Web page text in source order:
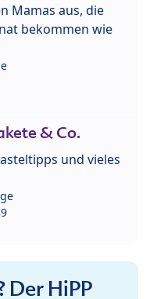
Mamas aus, die
bekommen wie
& Co.
und vieles
Der HiPP